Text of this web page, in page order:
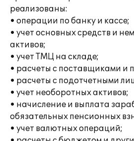
реализованы:
• операции по банку и кассе;
• учет основных средств и
активов;
• учет ТМЦ на складе;
• расчеты с поставщиками и
• расчеты с подотчетными
• учет необоротных активов;
• начисление и выплата
обязательных пенсионных
• учет валютных операций;